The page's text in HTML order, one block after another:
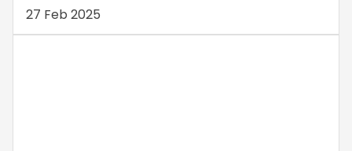
27 Feb 2025